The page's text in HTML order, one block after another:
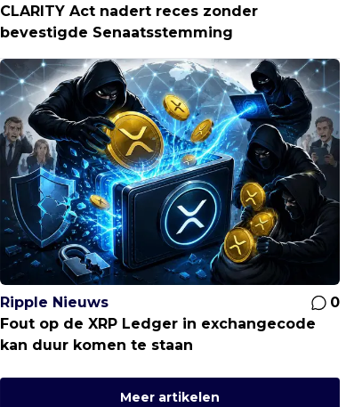
CLARITY Act nadert reces zonder
bevestigde Senaatsstemming
Ripple Nieuws
0
Fout op de XRP Ledger in exchangecode
kan duur komen te staan
Meer artikelen